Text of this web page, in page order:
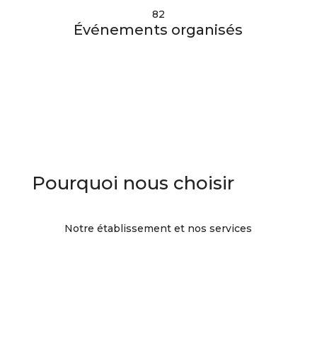
82
Événements organisés
Pourquoi nous choisir
Notre établissement et nos services